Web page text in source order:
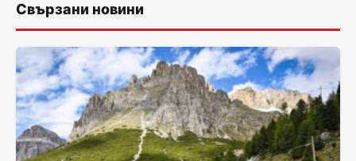
Свързани новини